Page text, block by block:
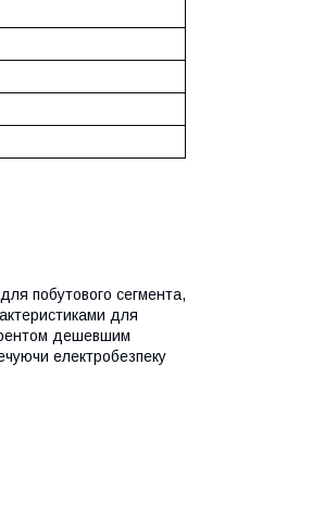
побутового сегмента,
для
дешевшим
електробезпеку